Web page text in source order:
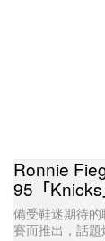
Ronnie
95「
備受鞋迷期待
賽而推出，話